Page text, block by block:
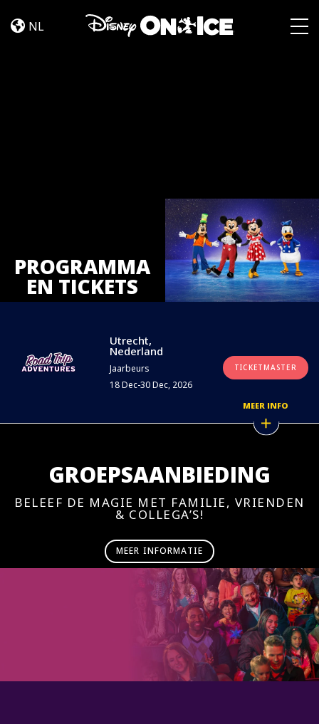
NL
PROGRAMMA
EN TICKETS
Utrecht,
Nederland
Jaarbeurs
18 Dec-30 Dec, 2026
TICKETMASTER
MEER INFO
GROEPSAANBIEDING
BELEEF DE MAGIE MET FAMILIE, VRIENDEN
& COLLEGA’S!
MEER INFORMATIE